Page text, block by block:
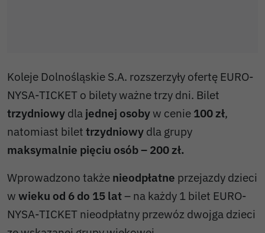
Koleje Dolnośląskie S.A. rozszerzyły ofertę EURO-
NYSA-TICKET o bilety ważne trzy dni. Bilet
trzydniowy dla jednej osobyw cenie 100 zł,
natomiast bilet trzydniowy dla grupy
maksymalnie pięciu osób – 200 zł.
Wprowadzono także nieodpłatne przejazdy dzieci
w wieku od 6 do 15 lat– na każdy 1 bilet EURO-
NYSA-TICKET nieodpłatny przewóz dwojga dzieci